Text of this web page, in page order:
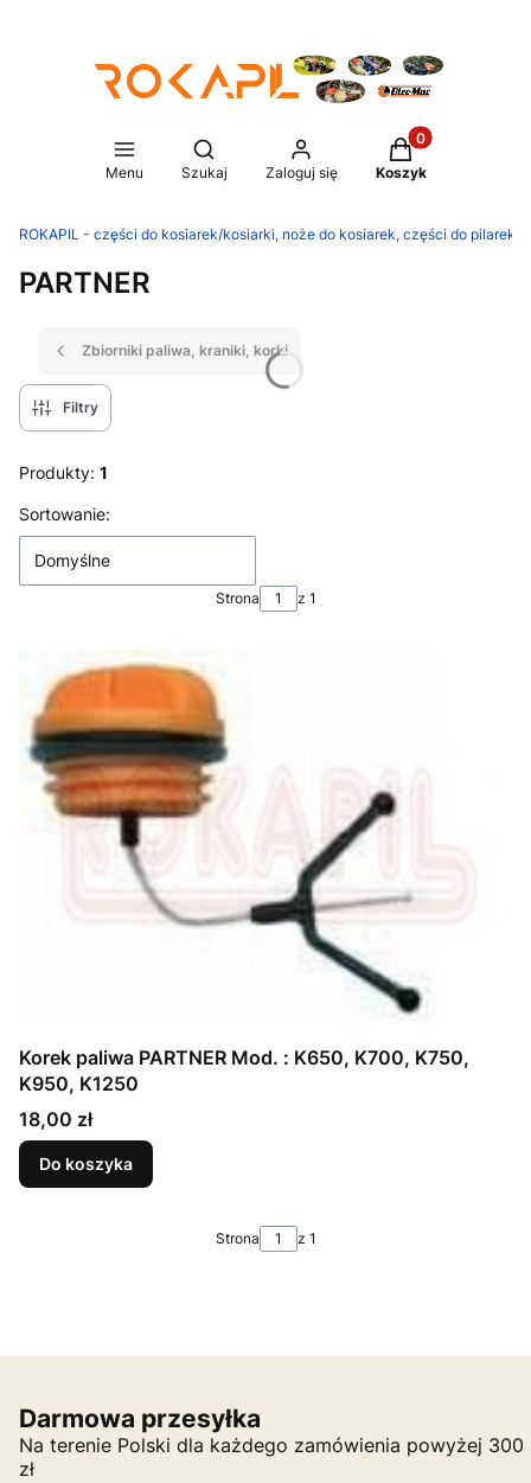
Menu
Otwórz wyszukiwarkę
Szukaj Zaloguj się
Produkty w
Koszyk
ROKAPIL - części do kosiarek/kosiarki, noże do kosiarek, części do pilarek/
PARTNER
Zbiorniki paliwa, kraniki, korki
Filtry
Produkty: 1
Lista produktów
Sortowanie:
Domyślne
Strona z 1
Korek paliwa PARTNER Mod. : K650, K700, K750,
K950, K1250
Cena
18,00 zł
Do koszyka
Strona z 1
Darmowa przesyłka
Na terenie Polski dla każdego zamówienia powyżej 300
zł